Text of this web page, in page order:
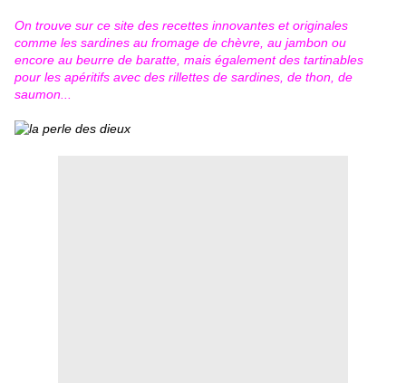
On trouve sur ce site des recettes innovantes et originales
comme les sardines au fromage de chèvre, au jambon ou
encore au beurre de baratte, mais également des tartinables
pour les apéritifs avec des rillettes de sardines, de thon, de
saumon...